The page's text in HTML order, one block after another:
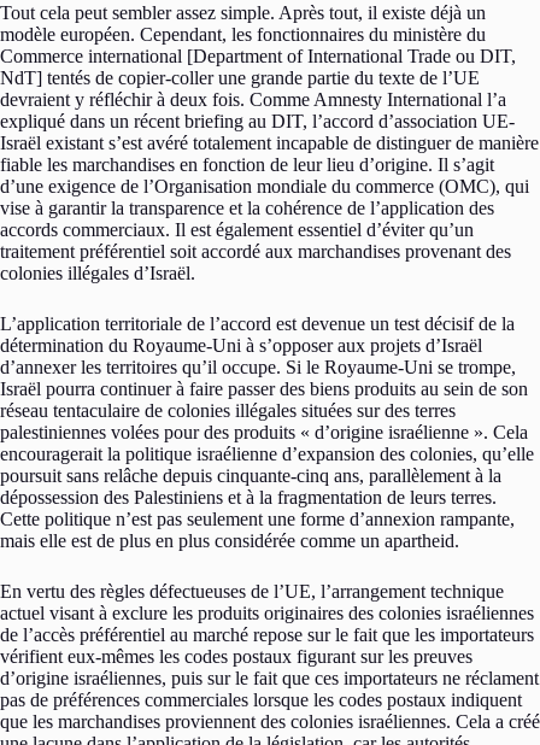
Tout cela peut sembler assez simple. Après tout, il existe déjà un
modèle européen. Cependant, les fonctionnaires du ministère du
Commerce international [Department of International Trade ou DIT,
NdT] tentés de copier-coller une grande partie du texte de l’UE
devraient y réfléchir à deux fois. Comme Amnesty International l’a
expliqué dans un récent briefing au DIT, l’accord d’association UE-
Israël existant s’est avéré totalement incapable de distinguer de manière
fiable les marchandises en fonction de leur lieu d’origine. Il s’agit
d’une exigence de l’Organisation mondiale du commerce (OMC), qui
vise à garantir la transparence et la cohérence de l’application des
accords commerciaux. Il est également essentiel d’éviter qu’un
traitement préférentiel soit accordé aux marchandises provenant des
colonies illégales d’Israël.
L’application territoriale de l’accord est devenue un test décisif de la
détermination du Royaume-Uni à s’opposer aux projets d’Israël
d’annexer les territoires qu’il occupe. Si le Royaume-Uni se trompe,
Israël pourra continuer à faire passer des biens produits au sein de son
réseau tentaculaire de colonies illégales situées sur des terres
palestiniennes volées pour des produits « d’origine israélienne ». Cela
encouragerait la politique israélienne d’expansion des colonies, qu’elle
poursuit sans relâche depuis cinquante-cinq ans, parallèlement à la
dépossession des Palestiniens et à la fragmentation de leurs terres.
Cette politique n’est pas seulement une forme d’annexion rampante,
mais elle est de plus en plus considérée comme un apartheid.
En vertu des règles défectueuses de l’UE, l’arrangement technique
actuel visant à exclure les produits originaires des colonies israéliennes
de l’accès préférentiel au marché repose sur le fait que les importateurs
vérifient eux-mêmes les codes postaux figurant sur les preuves
d’origine israéliennes, puis sur le fait que ces importateurs ne réclament
pas de préférences commerciales lorsque les codes postaux indiquent
que les marchandises proviennent des colonies israéliennes. Cela a créé